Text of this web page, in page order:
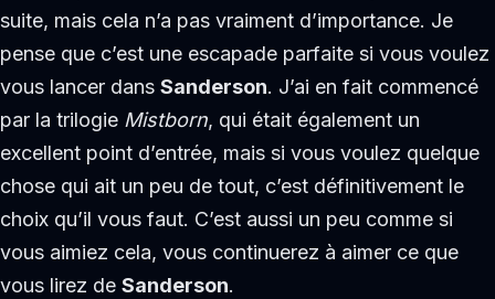
suite, mais cela n’a pas vraiment d’importance. Je
pense que c’est une escapade parfaite si vous voulez
vous lancer dans Sanderson. J’ai en fait commencé
par la trilogie Mistborn, qui était également un
excellent point d’entrée, mais si vous voulez quelque
chose qui ait un peu de tout, c’est définitivement le
choix qu’il vous faut. C’est aussi un peu comme si
vous aimiez cela, vous continuerez à aimer ce que
vous lirez de Sanderson.